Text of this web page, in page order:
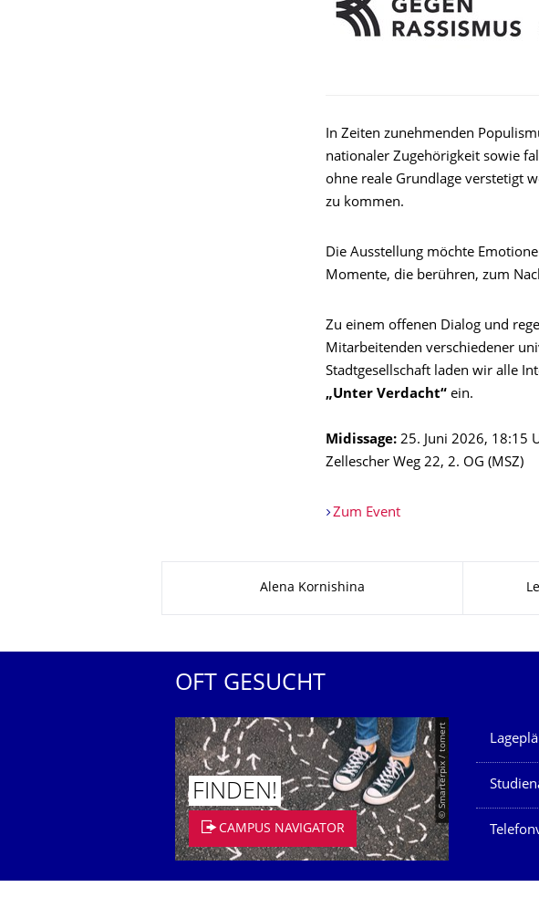
In Zeiten zunehmenden
nationaler Zugehörigkeit sowie
ohne reale Grundlage verstetigt
zu kommen.
Die Ausstellung möchte
Momente, die berühren, zum
Zu einem offenen Dialog und
Mitarbeitenden verschiedener
Stadtgesellschaft laden wir alle
„Unter Verdacht“ ein.
Midissage: 25. Juni 2026, 18:15
Zellescher Weg 22, 2. OG (MSZ)
Zum Event
Alena Kornishina
OFT GESUCHT
© Smarterpix / tomert
FINDEN!
CAMPUS NAVIGATOR